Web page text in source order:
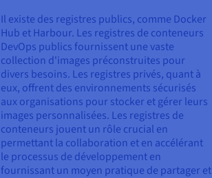
Il existe des registres publics, comme Docker
Hub et Harbour. Les registres de conteneurs
DevOps publics fournissent une vaste
collection d'images préconstruites pour
divers besoins. Les registres privés, quant à
eux, offrent des environnements sécurisés
aux organisations pour stocker et gérer leurs
images personnalisées. Les registres de
conteneurs jouent un rôle crucial en
permettant la collaboration et en accélérant
le processus de développement en
fournissant un moyen pratique de partager et